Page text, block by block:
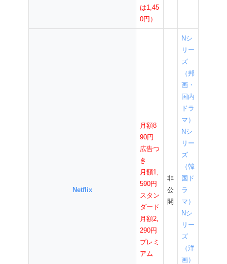
は1,45
0円）
Netflix
月額8
90円
広告つ
き
月額1,
590円
スタン
ダード
月額2,
290円
プレミ
アム
非
公
開
Nシ
リー
ズ
（邦
画・
国内
ドラ
マ）
Nシ
リー
ズ
（韓
国ド
ラ
マ）
Nシ
リー
ズ
（洋
画）